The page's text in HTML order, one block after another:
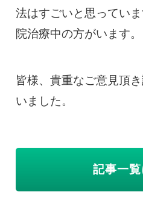
法はすごいと思ってい
院治療中の方がいます。
皆様、貴重なご意見頂
いました。
記事一